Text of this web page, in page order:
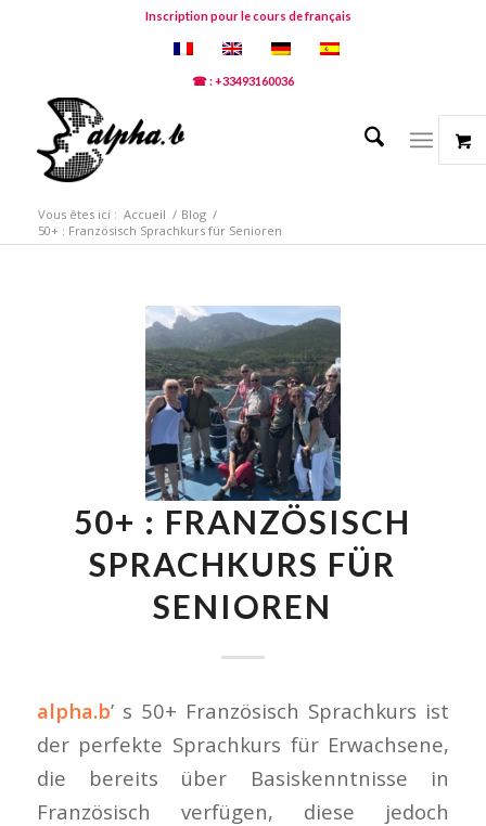
Inscription pour le cours de français
☎ : +33493160036
Vous êtes ici : Accueil / Blog /
50+ : Französisch Sprachkurs für Senioren
50+ : FRANZÖSISCH
SPRACHKURS FÜR
SENIOREN
alpha.b’ s 50+ Französisch Sprachkurs ist
der perfekte Sprachkurs für Erwachsene,
die bereits über Basiskenntnisse in
Französisch verfügen, diese jedoch